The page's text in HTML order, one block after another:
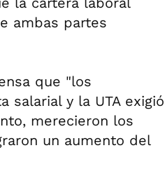
ambas partes
que "los
salarial y la UTA exigió
merecieron los
un aumento del